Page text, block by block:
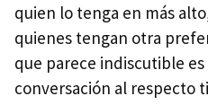
quien lo tenga en más
quienes tengan otra
que parece indiscutible
conversación al respecto